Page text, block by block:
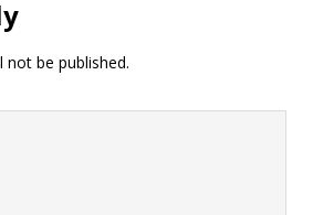
not be published.